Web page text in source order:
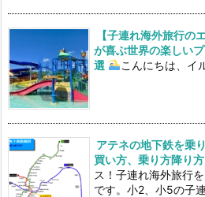
【子連れ海外旅行の
が喜ぶ世界の楽しい
選
こんにちは、イ
アテネの地下鉄を乗
買い方、乗り方降り方
ス！子連れ海外旅行
です。小2、小5の子